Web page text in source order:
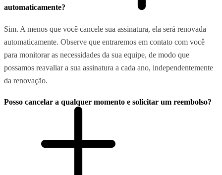
automaticamente?
Sim. A menos que você cancele sua assinatura, ela será renovada
automaticamente. Observe que entraremos em contato com você
para monitorar as necessidades da sua equipe, de modo que
possamos reavaliar a sua assinatura a cada ano, independentemente
da renovação.
Posso cancelar a qualquer momento e solicitar um reembolso?